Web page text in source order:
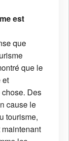
est
que
que le
et
Des
cause le
tourisme,